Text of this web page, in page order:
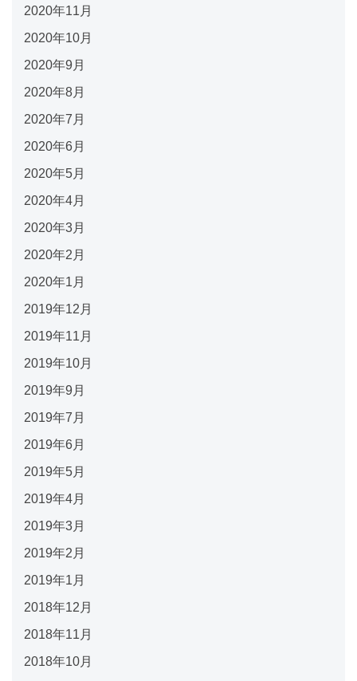
2020年11月
2020年10月
2020年9月
2020年8月
2020年7月
2020年6月
2020年5月
2020年4月
2020年3月
2020年2月
2020年1月
2019年12月
2019年11月
2019年10月
2019年9月
2019年7月
2019年6月
2019年5月
2019年4月
2019年3月
2019年2月
2019年1月
2018年12月
2018年11月
2018年10月